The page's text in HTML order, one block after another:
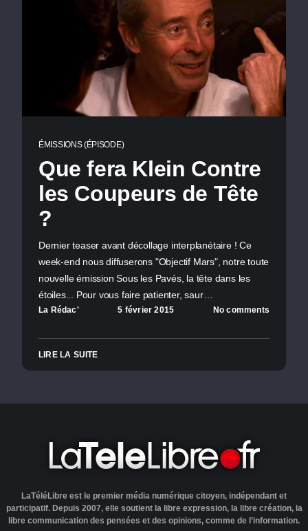
ÉMISSIONS (ÉPISODE)
Que fera Klein Contre
les Coupeurs de Tête
?
Dernier teaser avant décollage interplanétaire ! Ce
week-end nous diffuserons "Objectif Mars", notre toute
nouvelle émission Sous les Pavés, la tête dans les
étoiles... Pour vous faire patienter, saur…
La Rédac' 5 février 2015 No comments
LIRE LA SUITE
LaTéléLibre est le premier média numérique citoyen, indépendant et
participatif. Depuis 2007, elle soutient la libre expression, la libre création, la
libre communication des pensées et des opinions, comme de l’information.